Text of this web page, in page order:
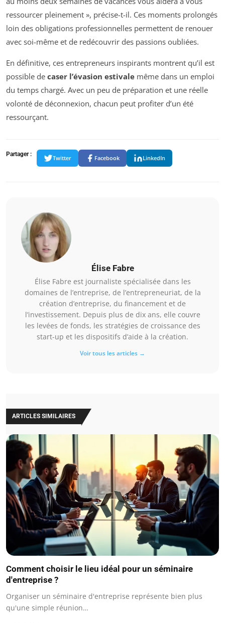
ressourcer pleinement », précise-t-il. Ces moments prolongés
loin des obligations professionnelles permettent de renouer
avec soi-même et de redécouvrir des passions oubliées.
En définitive, ces entrepreneurs inspirants montrent qu’il est
possible de caser l’évasion estivale même dans un emploi
du temps chargé. Avec un peu de préparation et une réelle
volonté de déconnexion, chacun peut profiter d’un été
ressourçant.
Partager :
Twitter Facebook LinkedIn
Élise Fabre
Élise Fabre est journaliste spécialisée dans les
domaines de l’entreprise, de l’entrepreneuriat, de la
création d’entreprise, du financement et de
l’investissement. Depuis plus de dix ans, elle couvre
les levées de fonds, les stratégies de croissance des
start-up et les dispositifs d’aide à la création.
Voir tous les articles →
ARTICLES SIMILAIRES
Comment choisir le lieu idéal pour un séminaire
d'entreprise ?
Organiser un séminaire d'entreprise représente bien plus
qu'une simple réunion…